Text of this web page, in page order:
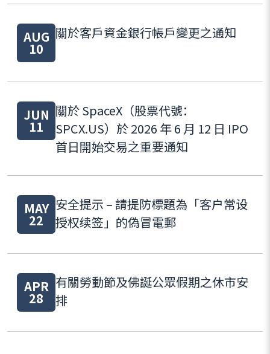
AUG
10
關於客戶資金銀行帳戶變更之通知
JUN
11
關於 SpaceX（股票代號：
SPCX.US）於 2026 年 6 月 12 日 IPO
首日開始交易之重要通知
MAY
22
安全提示 – 請提防標題為「客户常设
授权续签」的偽冒電郵
APR
28
有關勞動節及佛誕公眾假期之休市安
排